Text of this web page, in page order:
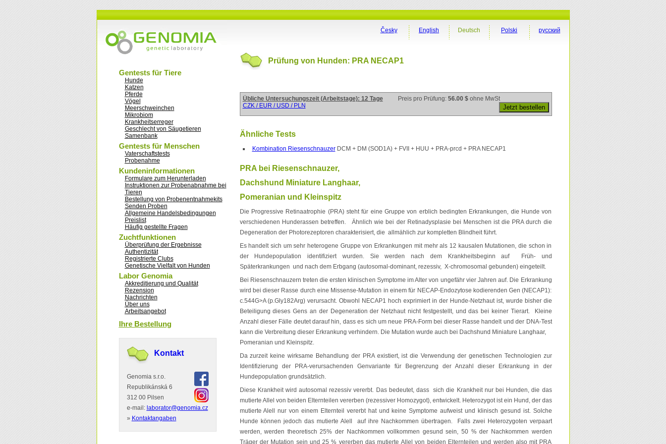
Gentests für Tiere
Hunde
Katzen
Pferde
Vögel
Meerschweinchen
Mikrobiom
Krankheitserreger
Geschlecht von Säugetieren
Samenbank
Gentests für Menschen
Vaterschaftstests
Probenahme
Kundeninformationen
Formulare zum Herunterladen
Instruktionen zur Probenabnahme bei
Tieren
Bestellung von Probenentnahmekits
Senden Proben
Allgemeine Handelsbedingungen
Preislist
Häufig gestellte Fragen
Zuchtfunktionen
Überprüfung der Ergebnisse
Authentizität
Registrierte Clubs
Genetische Vielfalt von Hunden
Labor Genomia
Akkreditierung und Qualität
Rezension
Nachrichten
Über uns
Arbeitsangebot
Ihre Bestellung
Kontakt
Genomia s.r.o.
Republikánská 6
312 00 Pilsen
e-mail: laborator@genomia.cz
» Kontaktangaben
русский
Polski
Deutsch
English
Česky
Prüfung von Hunden: PRA NECAP1
Übliche Untersuchungszeit (Arbeitstage): 12 Tage Preis pro Prüfung: 56.00 $ ohne MwSt
CZK / EUR / USD / PLN
Ähnliche Tests
Kombination RiesenschnauzerDCM + DM (SOD1A) + FVII + HUU + PRA-prcd + PRA NECAP1
PRA bei Riesenschnauzer,
Dachshund Miniature Langhaar,
Pomeranian und Kleinspitz
Die Progressive Retinaatrophie (PRA) steht für eine Gruppe von erblich bedingten Erkrankungen, die Hunde von
verschiedenen Hunderassen betreffen. Ähnlich wie bei der Retinadysplasie bei Menschen ist die PRA durch die
Degeneration der Photorezeptoren charakterisiert, die allmählich zur kompletten Blindheit führt.
Es handelt sich um sehr heterogene Gruppe von Erkrankungen mit mehr als 12 kausalen Mutationen, die schon in
der Hundepopulation identifiziert wurden. Sie werden nach dem Krankheitsbeginn auf Früh- und
Späterkrankungen und nach dem Erbgang (autosomal-dominant, rezessiv, X-chromosomal gebunden) eingeteilt.
Bei Riesenschnauzern treten die ersten klinischen Symptome im Alter von ungefähr vier Jahren auf. Die Erkrankung
wird bei dieser Rasse durch eine Missense-Mutation in einem für NECAP-Endozytose kodierenden Gen (NECAP1):
c.544G>A (p.Gly182Arg) verursacht. Obwohl NECAP1 hoch exprimiert in der Hunde-Netzhaut ist, wurde bisher die
Beteiligung dieses Gens an der Degeneration der Netzhaut nicht festgestellt, und das bei keiner Tierart. Kleine
Anzahl dieser Fälle deutet darauf hin, dass es sich um neue PRA-Form bei dieser Rasse handelt und der DNA-Test
kann die Verbreitung dieser Erkrankung verhindern. Die Mutation wurde auch bei Dachshund Miniature Langhaar,
Pomeranian und Kleinspitz.
Da zurzeit keine wirksame Behandlung der PRA existiert, ist die Verwendung der genetischen Technologien zur
Identifizierung der PRA-verursachenden Genvariante für Begrenzung der Anzahl dieser Erkrankung in der
Hundepopulation grundsätzlich.
Diese Krankheit wird autosomal rezessiv vererbt. Das bedeutet, dass sich die Krankheit nur bei Hunden, die das
mutierte Allel von beiden Elternteilen vererben (rezessiver Homozygot), entwickelt. Heterozygot ist ein Hund, der das
mutierte Alell nur von einem Elternteil vererbt hat und keine Symptome aufweist und klinisch gesund ist. Solche
Hunde können jedoch das mutierte Alell auf ihre Nachkommen übertragen. Falls zwei Heterozygoten verpaart
werden, werden theoretisch 25% der Nachkommen vollkommen gesund sein, 50 % der Nachkommen werden
Träger der Mutation sein und 25 % vererben das mutierte Allel von beiden Elternteilen und werden also mit PRA